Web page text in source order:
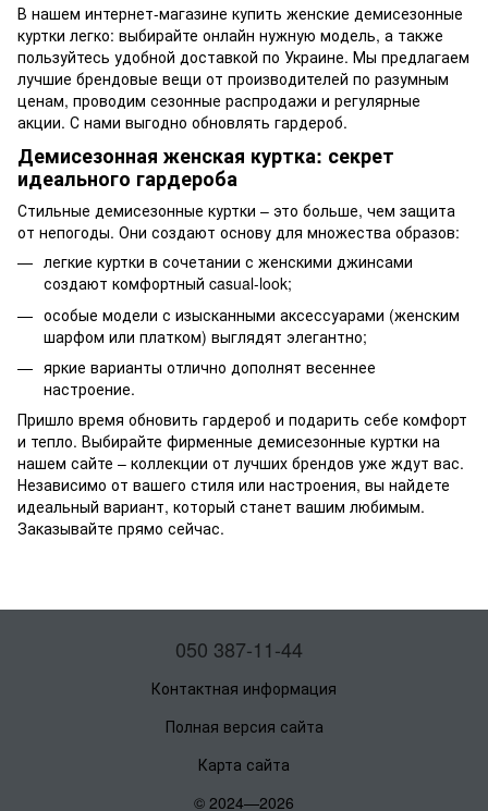
В нашем интернет-магазине купить женские демисезонные
куртки легко: выбирайте онлайн нужную модель, а также
пользуйтесь удобной доставкой по Украине. Мы предлагаем
лучшие брендовые вещи от производителей по разумным
ценам, проводим сезонные распродажи и регулярные
акции. С нами выгодно обновлять гардероб.
Демисезонная женская куртка: секрет
идеального гардероба
Стильные демисезонные куртки – это больше, чем защита
от непогоды. Они создают основу для множества образов:
легкие куртки в сочетании с женскими джинсами
создают комфортный casual-look;
особые модели с изысканными аксессуарами (женским
шарфом или платком) выглядят элегантно;
яркие варианты отлично дополнят весеннее
настроение.
Пришло время обновить гардероб и подарить себе комфорт
и тепло. Выбирайте фирменные демисезонные куртки на
нашем сайте – коллекции от лучших брендов уже ждут вас.
Независимо от вашего стиля или настроения, вы найдете
идеальный вариант, который станет вашим любимым.
Заказывайте прямо сейчас.
050 387-11-44
Контактная информация
Полная версия сайта
Карта сайта
© 2024—2026